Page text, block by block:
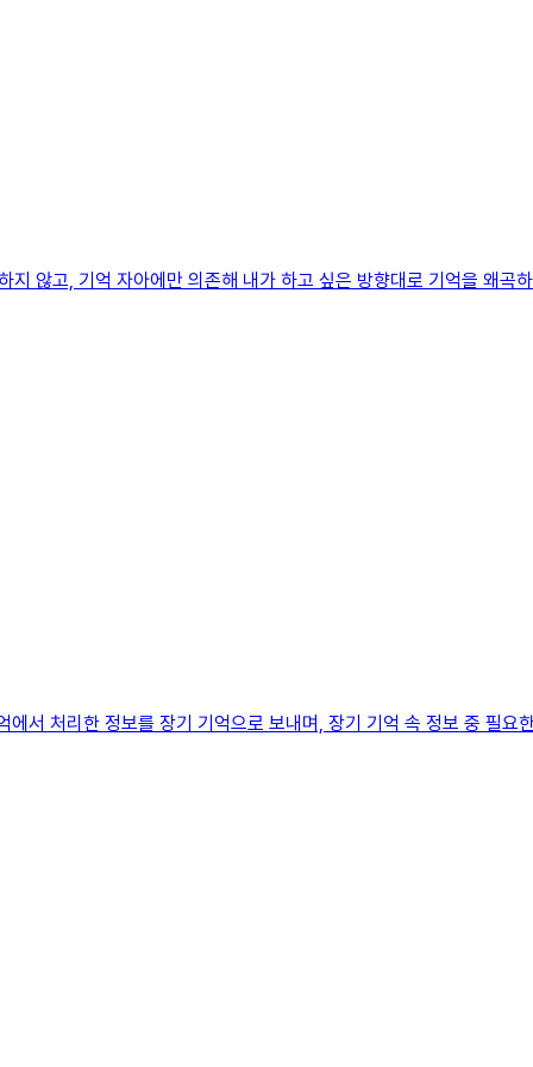
않고, 기억 자아에만 의존해 내가 하고 싶은 방향대로 기억을 왜
서 처리한 정보를 장기 기억으로 보내며, 장기 기억 속 정보 중 필요